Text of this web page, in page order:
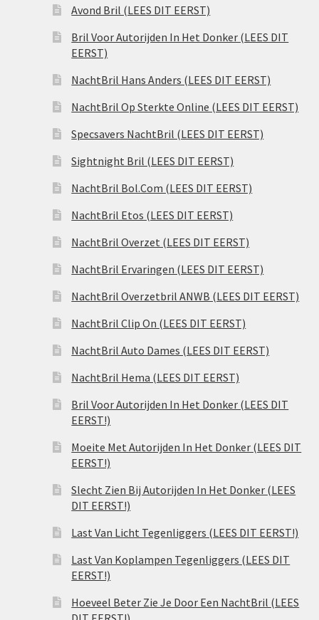
Avond Bril (LEES DIT EERST)
Bril Voor Autorijden In Het Donker (LEES DIT
EERST)
NachtBril Hans Anders (LEES DIT EERST)
NachtBril Op Sterkte Online (LEES DIT EERST)
Specsavers NachtBril (LEES DIT EERST)
Sightnight Bril (LEES DIT EERST)
NachtBril Bol.Com (LEES DIT EERST)
NachtBril Etos (LEES DIT EERST)
NachtBril Overzet (LEES DIT EERST)
NachtBril Ervaringen (LEES DIT EERST)
NachtBril Overzetbril ANWB (LEES DIT EERST)
NachtBril Clip On (LEES DIT EERST)
NachtBril Auto Dames (LEES DIT EERST)
NachtBril Hema (LEES DIT EERST)
Bril Voor Autorijden In Het Donker (LEES DIT
EERST!)
Moeite Met Autorijden In Het Donker (LEES DIT
EERST!)
Slecht Zien Bij Autorijden In Het Donker (LEES
DIT EERST!)
Last Van Licht Tegenliggers (LEES DIT EERST!)
Last Van Koplampen Tegenliggers (LEES DIT
EERST!)
Hoeveel Beter Zie Je Door Een NachtBril (LEES